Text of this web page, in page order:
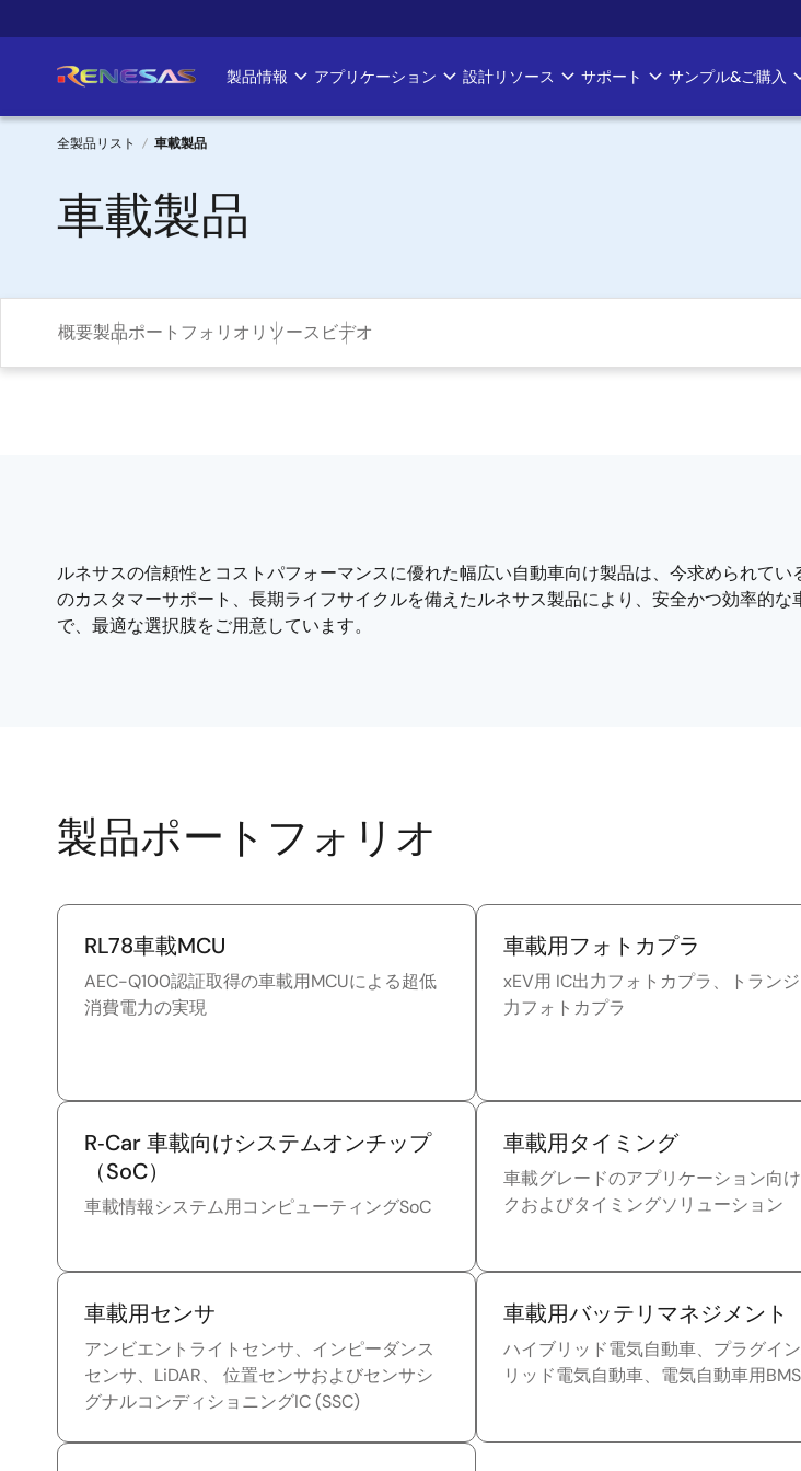
イ
ン
Main
製品情報 アプリケーション 設計リソース サポート サンプル&ご購入
パ
ン
く
ず
全製品リスト 車載製品
車載製品
概要製品ポートフォリオ リソース ビデオ
ルネサスの信頼性とコストパフォーマンスに優れた幅広い自動車向け製品は、今求められて
のカスタマーサポート、長期ライフサイクルを備えたルネサス製品により、安全かつ効率的
で、最適な選択肢をご用意しています。
製品ポートフォリオ
RL78車載MCU
AEC-Q100認証取得の車載用MCUによる超低
消費電力の実現
車載用フォトカプラ
xEV用 IC出力フォトカプラ、トラン
力フォトカプラ
R‑Car 車載向けシステムオンチップ
（SoC）
車載情報システム用コンピューティングSoC
車載用タイミング
車載グレードのアプリケーション向
クおよびタイミングソリューション
車載用センサ
アンビエントライトセンサ、インピーダンス
センサ、LiDAR、 位置センサおよびセンサシ
グナルコンディショニングIC (SSC)
車載用バッテリマネジメント
ハイブリッド電気自動車、プラグイ
リッド電気自動車、電気自動車用BMS